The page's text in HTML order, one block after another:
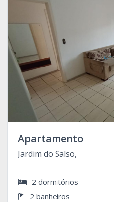
Apartamento
Jardim do Salso,
2 dormitórios
2 banheiros